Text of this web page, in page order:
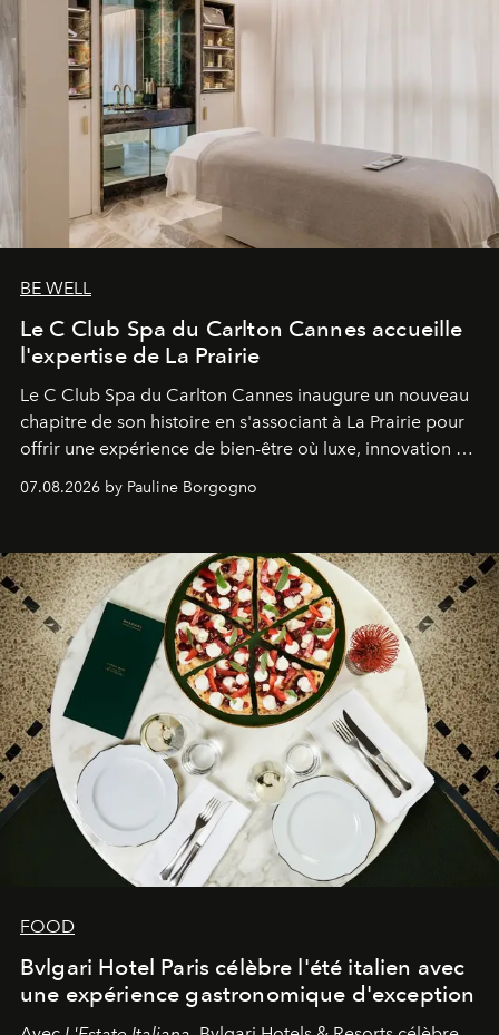
BE WELL
Le C Club Spa du Carlton Cannes accueille
l'expertise de La Prairie
Le C Club Spa du Carlton Cannes inaugure un nouveau
chapitre de son histoire en s'associant à La Prairie pour
offrir une expérience de bien-être où luxe, innovation et
expertise se rencontrent.
07.08.2026 by Pauline Borgogno
FOOD
Bvlgari Hotel Paris célèbre l'été italien avec
une expérience gastronomique d'exception